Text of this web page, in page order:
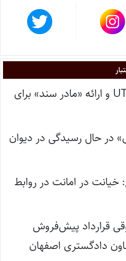
نحوه تهیه نقشه UTM و ارائه «مادر سند» برای
در حال رسیدگی در دیوان
خیانت در امانت در روابط
قرارداد پیش‌فروش
دادگستری اصفهان